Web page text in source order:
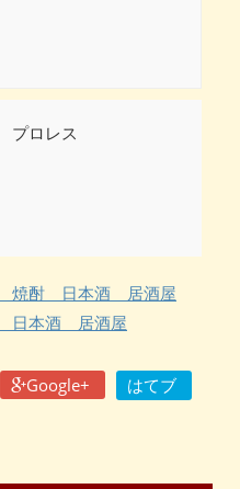
プロレス
酎 日本酒 居酒屋
本酒 居酒屋
Google+ はてブ